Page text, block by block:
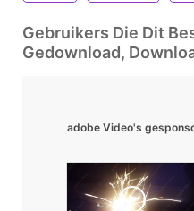
Gebruikers Die Dit
Gedownload,
adobe Video's